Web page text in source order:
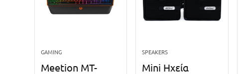
GAMING
Meetion MT-
SPEAKERS
Mini Ηχεία